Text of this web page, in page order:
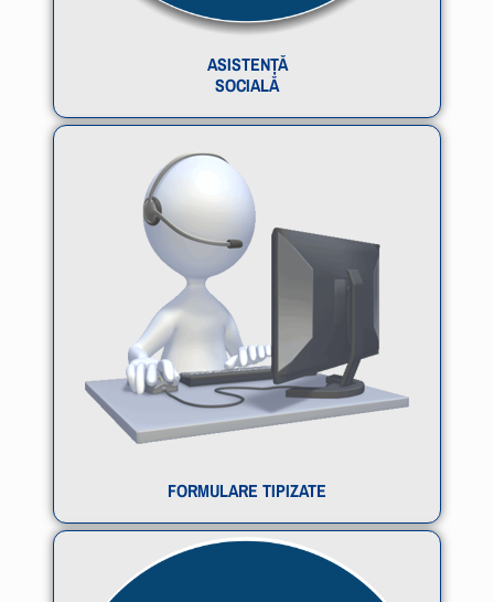
ASISTENȚĂ
SOCIALĂ
FORMULARE TIPIZATE